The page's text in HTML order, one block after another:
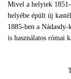
Mivel a helyiek
helyébe épült új
1885-ben a
is használatos római